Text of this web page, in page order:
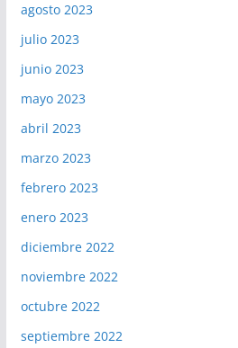
agosto 2023
julio 2023
junio 2023
mayo 2023
abril 2023
marzo 2023
febrero 2023
enero 2023
diciembre 2022
noviembre 2022
octubre 2022
septiembre 2022